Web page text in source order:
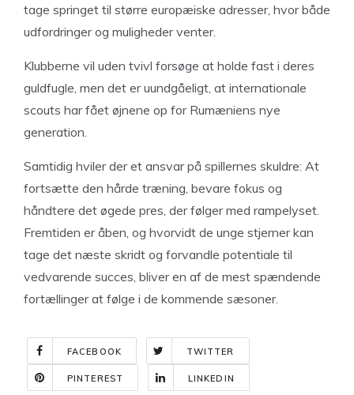
tage springet til større europæiske adresser, hvor både
udfordringer og muligheder venter.
Klubberne vil uden tvivl forsøge at holde fast i deres
guldfugle, men det er uundgåeligt, at internationale
scouts har fået øjnene op for Rumæniens nye
generation.
Samtidig hviler der et ansvar på spillernes skuldre: At
fortsætte den hårde træning, bevare fokus og
håndtere det øgede pres, der følger med rampelyset.
Fremtiden er åben, og hvorvidt de unge stjerner kan
tage det næste skridt og forvandle potentiale til
vedvarende succes, bliver en af de mest spændende
fortællinger at følge i de kommende sæsoner.
FACEBOOK TWITTER
PINTEREST LINKEDIN